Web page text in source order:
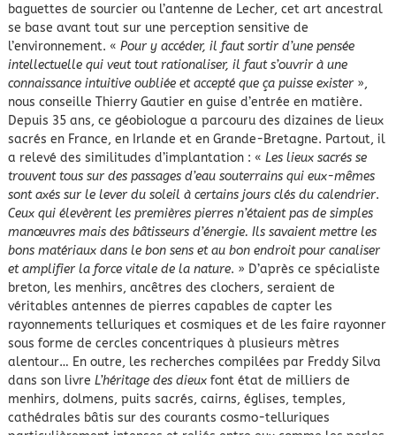
baguettes de sourcier ou l’antenne de Lecher, cet art ancestral
se base avant tout sur une perception sensitive de
l’environnement. « Pour y accéder, il faut sortir d’une pensée
intellectuelle qui veut tout rationaliser, il faut s’ouvrir à une
connaissance intuitive oubliée et accepté que ça puisse exister»,
nous conseille Thierry Gautier en guise d’entrée en matière.
Depuis 35 ans, ce géobiologue a parcouru des dizaines de lieux
sacrés en France, en Irlande et en Grande-Bretagne. Partout, il
a relevé des similitudes d’implantation : « Les lieux sacrés se
trouvent tous sur des passages d’eau souterrains qui eux-mêmes
sont axés sur le lever du soleil à certains jours clés du calendrier.
Ceux qui élevèrent les premières pierres n’étaient pas de simples
manœuvres mais des bâtisseurs d’énergie. Ils savaient mettre les
bons matériaux dans le bon sens et au bon endroit pour canaliser
et amplifier la force vitale de la nature. » D’après ce spécialiste
breton, les menhirs, ancêtres des clochers, seraient de
véritables antennes de pierres capables de capter les
rayonnements telluriques et cosmiques et de les faire rayonner
sous forme de cercles concentriques à plusieurs mètres
alentour… En outre, les recherches compilées par Freddy Silva
dans son livre L’héritage des dieux font état de milliers de
menhirs, dolmens, puits sacrés, cairns, églises, temples,
cathédrales bâtis sur des courants cosmo-telluriques